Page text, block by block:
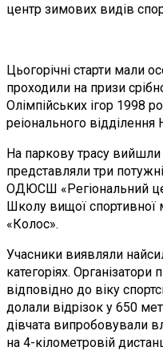
центр зимових видів
Цьогорічні старти мали
проходили на призи
Олімпійських ігор 1998
реіонального
На паркову трасу вийшли
представляли три
ОДЮСШ «Регіональний
Школу вищої спортивної
«Колос».
Учасники виявляли
категоріях. Організатори
відповідно до віку
долали відрізок у 650
дівчата випробовували
на 4-кілометровій